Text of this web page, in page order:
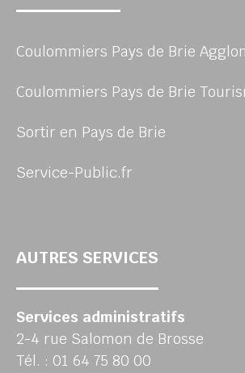
Coulommiers Pays de Brie
Coulommiers Pays de Brie
Sortir en Pays de Brie
Service-Public.fr
AUTRES SERVICES
Services administratifs
2-4 rue Salomon de Brosse
Tél. : 01 64 75 80 00